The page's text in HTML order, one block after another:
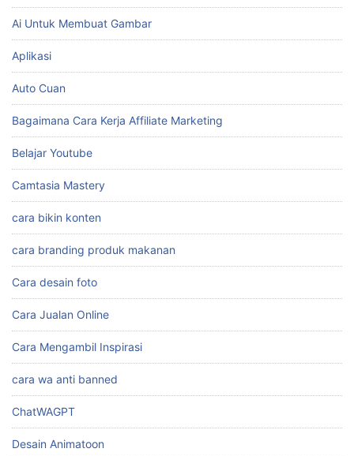
Ai Untuk Membuat Gambar
Aplikasi
Auto Cuan
Bagaimana Cara Kerja Affiliate Marketing
Belajar Youtube
Camtasia Mastery
cara bikin konten
cara branding produk makanan
Cara desain foto
Cara Jualan Online
Cara Mengambil Inspirasi
cara wa anti banned
ChatWAGPT
Desain Animatoon